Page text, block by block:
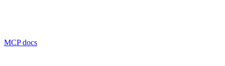
MCP docs